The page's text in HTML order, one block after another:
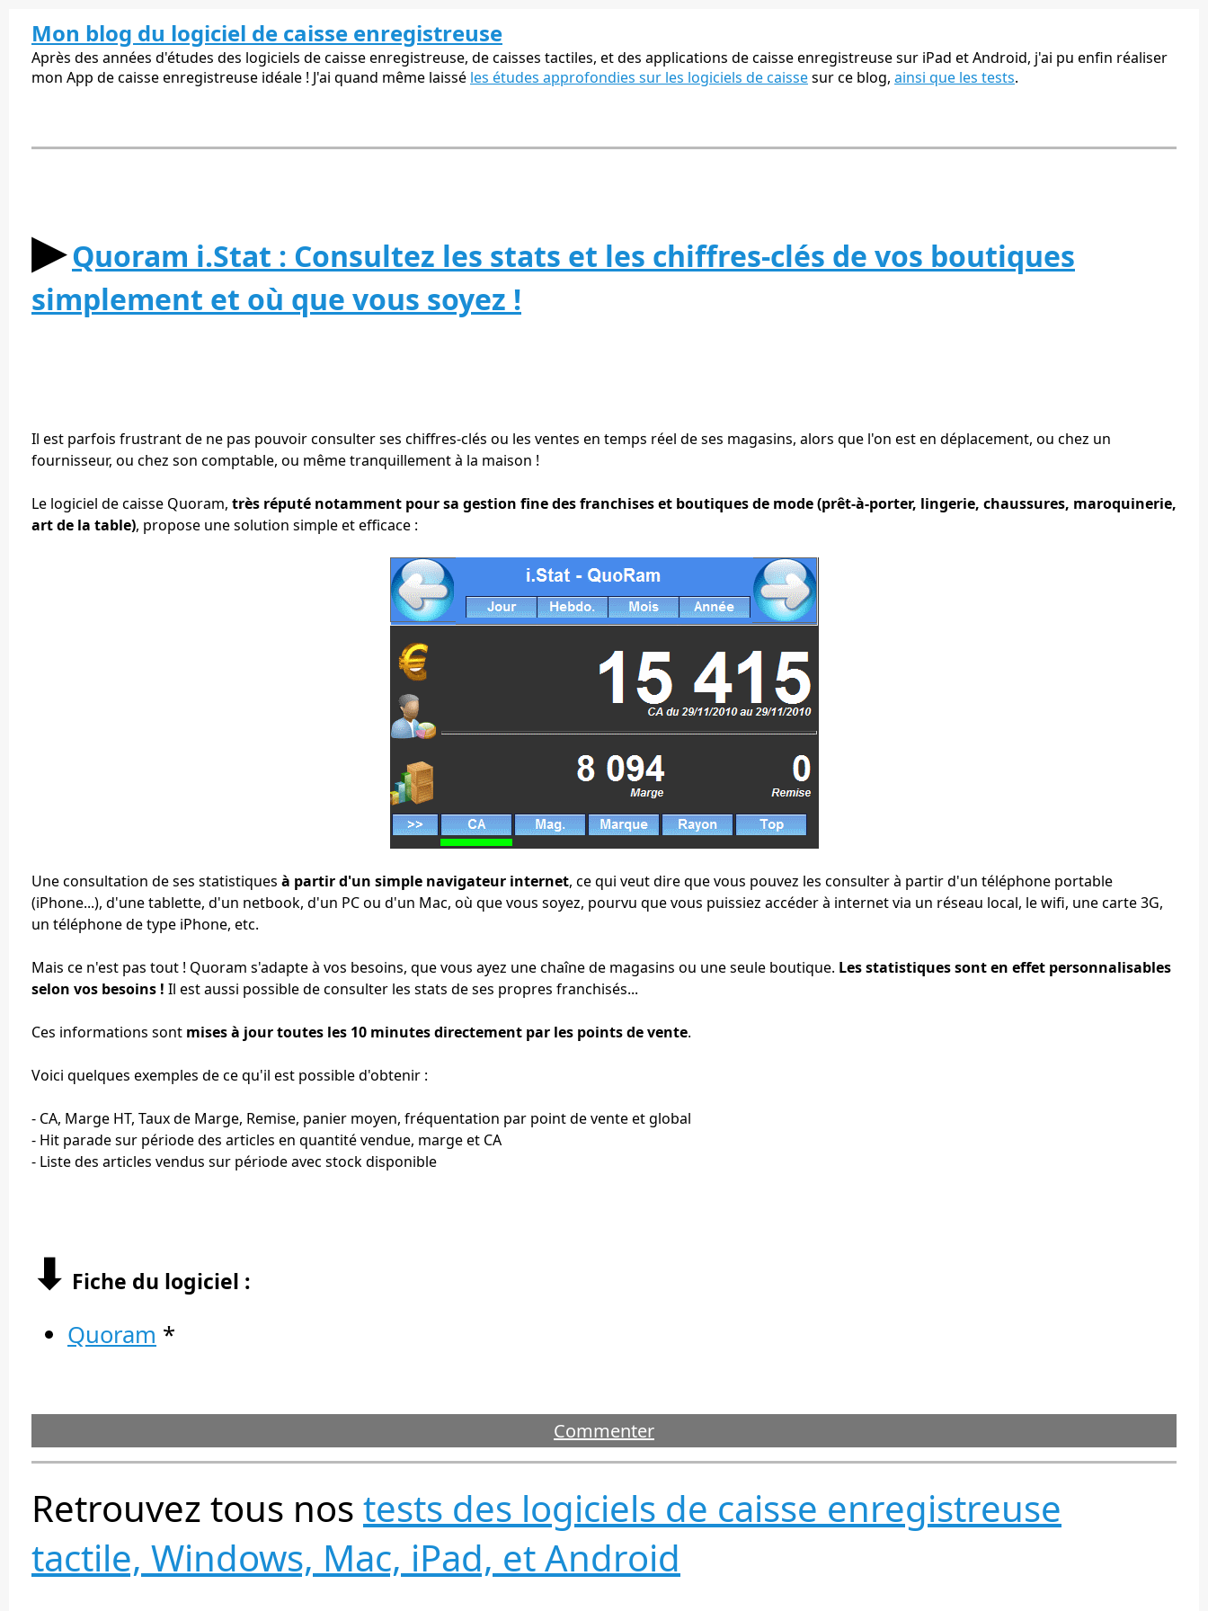
Mon blog du logiciel de caisse enregistreuse
Après des années d'études des logiciels de caisse enregistreuse, de caisses tactiles, et des applications de caisse enregistreuse sur iPad et Android, j'ai pu enfin réaliser
mon App de caisse enregistreuse idéale ! J'ai quand même laissé les études approfondies sur les logiciels de caissesur ce blog, ainsi que les tests.
▶︎ Quoram i.Stat : Consultez les stats et les chiffres-clés de vos boutiques
simplement et où que vous soyez !
Il est parfois frustrant de ne pas pouvoir consulter ses chiffres-clés ou les ventes en temps réel de ses magasins, alors que l'on est en déplacement, ou chez un
fournisseur, ou chez son comptable, ou même tranquillement à la maison !
Le logiciel de caisse Quoram, très réputé notamment pour sa gestion fine des franchises et boutiques de mode (prêt-à-porter, lingerie, chaussures, maroquinerie,
art de la table), propose une solution simple et efficace :
Une consultation de ses statistiques à partir d'un simple navigateur internet, ce qui veut dire que vous pouvez les consulter à partir d'un téléphone portable
(iPhone...), d'une tablette, d'un netbook, d'un PC ou d'un Mac, où que vous soyez, pourvu que vous puissiez accéder à internet via un réseau local, le wifi, une carte 3G,
un téléphone de type iPhone, etc.
Mais ce n'est pas tout ! Quoram s'adapte à vos besoins, que vous ayez une chaîne de magasins ou une seule boutique. Les statistiques sont en effet personnalisables
selon vos besoins ! Il est aussi possible de consulter les stats de ses propres franchisés...
Ces informations sont mises à jour toutes les 10 minutes directement par les points de vente.
Voici quelques exemples de ce qu'il est possible d'obtenir :
- CA, Marge HT, Taux de Marge, Remise, panier moyen, fréquentation par point de vente et global
- Hit parade sur période des articles en quantité vendue, marge et CA
- Liste des articles vendus sur période avec stock disponible
⬇︎ Fiche du logiciel :
Quoram *
Commenter
Retrouvez tous nos tests des logiciels de caisse enregistreuse
tactile, Windows, Mac, iPad, et Android